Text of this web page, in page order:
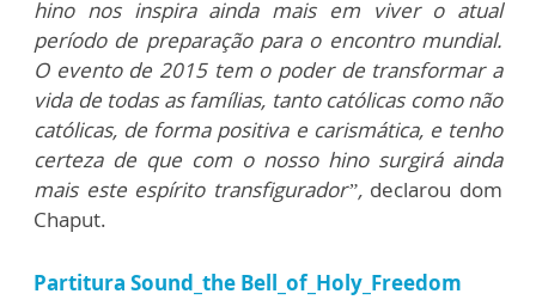
hino nos inspira ainda mais em viver o atual
período de preparação para o encontro mundial.
O evento de 2015 tem o poder de transformar a
vida de todas as famílias, tanto católicas como não
católicas, de forma positiva e carismática, e tenho
certeza de que com o nosso hino surgirá ainda
mais este espírito transfigurador”,declarou dom
Chaput.
Partitura Sound_the Bell_of_Holy_Freedom